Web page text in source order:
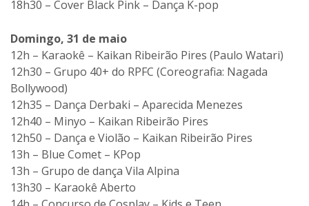
18h30 – Cover Black Pink – Dança K-pop
Domingo, 31 de maio
12h – Karaokê – Kaikan Ribeirão Pires (Paulo Watari)
12h30 – Grupo 40+ do RPFC (Coreografia: Nagada
Bollywood)
12h35 – Dança Derbaki – Aparecida Menezes
12h40 – Minyo – Kaikan Ribeirão Pires
12h50 – Dança e Violão – Kaikan Ribeirão Pires
13h – Blue Comet – KPop
13h – Grupo de dança Vila Alpina
13h30 – Karaokê Aberto